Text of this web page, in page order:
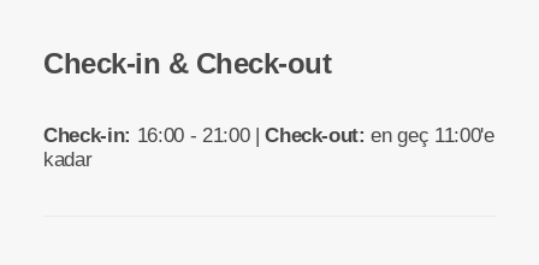
Check-in & Check-out
Check-in: 16:00 - 21:00 |Check-out: en geç 11:00'e
kadar